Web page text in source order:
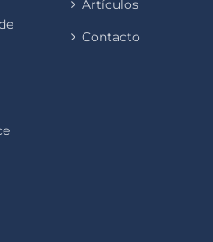
Artículos
Contacto